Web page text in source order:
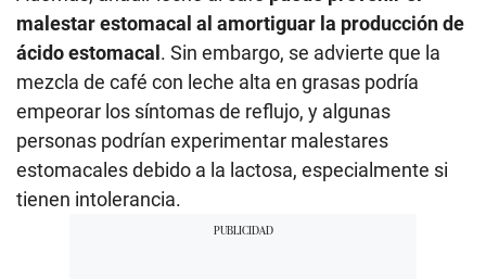
malestar estomacal al amortiguar la producción de
ácido estomacal . Sin embargo, se advierte que la
mezcla de café con leche alta en grasas podría
empeorar los síntomas de reflujo, y algunas
personas podrían experimentar malestares
estomacales debido a la lactosa, especialmente si
tienen intolerancia.